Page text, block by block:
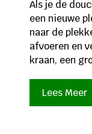
Als je de
een nieuwe
naar de
afvoeren en
kraan, een
Lees Meer